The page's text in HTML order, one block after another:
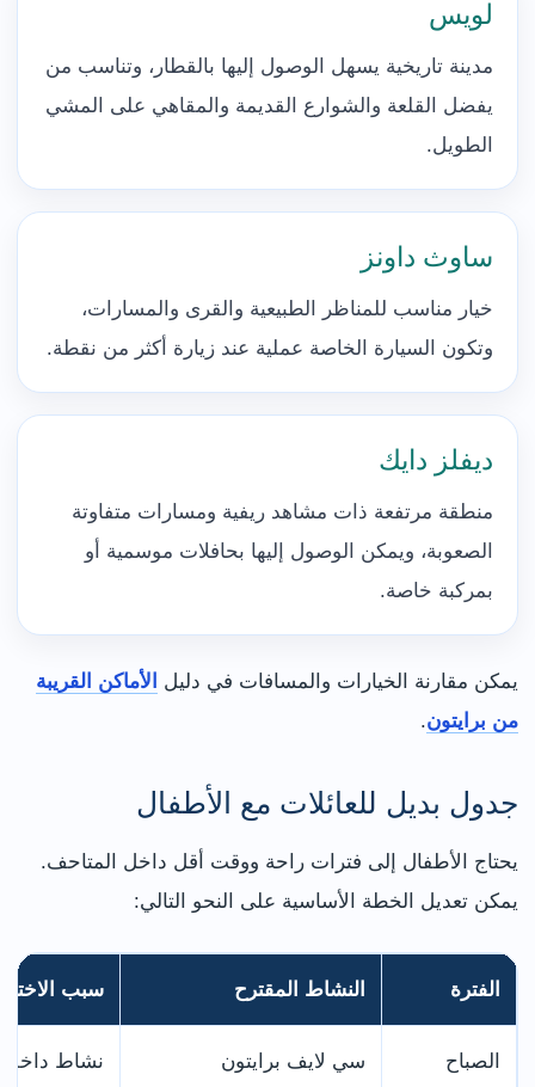
لويس
مدينة تاريخية يسهل الوصول إليها بالقطار، وتناسب من
يفضل القلعة والشوارع القديمة والمقاهي على المشي
الطويل.
ساوث داونز
خيار مناسب للمناظر الطبيعية والقرى والمسارات،
وتكون السيارة الخاصة عملية عند زيارة أكثر من نقطة.
ديفلز دايك
منطقة مرتفعة ذات مشاهد ريفية ومسارات متفاوتة
الصعوبة، ويمكن الوصول إليها بحافلات موسمية أو
بمركبة خاصة.
يمكن مقارنة الخيارات والمسافات في دليل
الأماكن القريبة
من برايتون.
جدول بديل للعائلات مع الأطفال
يحتاج الأطفال إلى فترات راحة ووقت أقل داخل المتاحف.
يمكن تعديل الخطة الأساسية على النحو التالي:
الفترة النشاط المقترح سبب
الصباح سي لايف برايتون
نشاط